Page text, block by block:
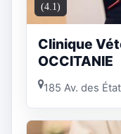
(4.1)
Clinique
OCCITANIE
185 Av. des